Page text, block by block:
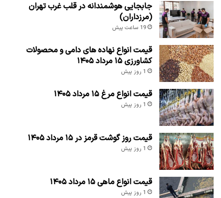
جابجایی هوشمندانه در قلب غرب تهران
(مرزداران)
19 ساعت پیش
قیمت انواع نهاده های دامی و محصولات
کشاورزی ۱۵ مرداد ۱۴۰۵
1 روز پیش
قیمت انواع مرغ ۱۵ مرداد ۱۴۰۵
1 روز پیش
قیمت روز گوشت قرمز در ۱۵ مرداد ۱۴۰۵
1 روز پیش
قیمت انواع ماهی ۱۵ مرداد ۱۴۰۵
1 روز پیش